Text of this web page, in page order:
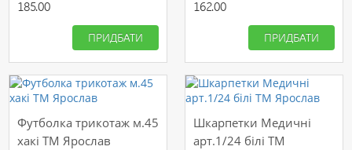
185.00
ПРИДБАТИ
162.00
ПРИДБАТИ
Футболка трикотаж м.45
хакі ТМ Ярослав
Шкарпетки Медичні
арт.1/24 білі ТМ